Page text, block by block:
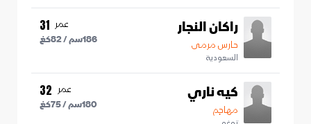
راكان النجار
حارس مرمى
السعودية
عمر 31
186سم /82كغ
كيه ناري
مهاجم
عمر 32
180سم /75كغ